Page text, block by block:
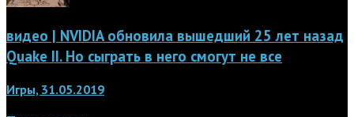
видео | NVIDIA обновила вышедший 25 лет назад
Quake II. Но сыграть в него смогут не все
Игры, 31.05.2019